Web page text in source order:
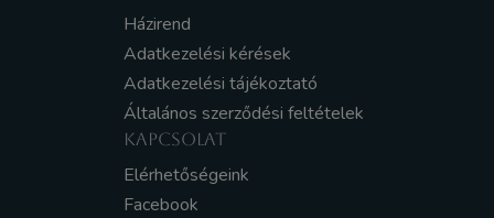
Házirend
Adatkezelési kérések
Adatkezelési tájékoztató
Általános szerződési feltételek
KAPCSOLAT
Elérhetőségeink
Facebook